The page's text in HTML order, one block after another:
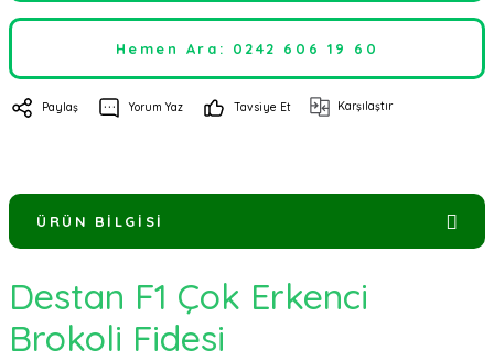
Hemen Ara: 0242 606 19 60
Paylaş Yorum Yaz Tavsiye Et Karşılaştır
ÜRÜN BILGISI
Destan F1 Çok Erkenci
Brokoli Fidesi